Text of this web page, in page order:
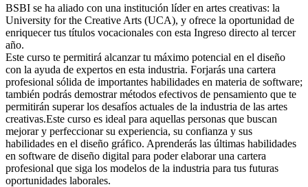
BSBI se ha aliado con una institución líder en artes creativas: la
University for the Creative Arts (UCA), y ofrece la oportunidad de
enriquecer tus títulos vocacionales con esta Ingreso directo al tercer
año.
Este curso te permitirá alcanzar tu máximo potencial en el diseño
con la ayuda de expertos en esta industria. Forjarás una cartera
profesional sólida de importantes habilidades en materia de software;
también podrás demostrar métodos efectivos de pensamiento que te
permitirán superar los desafíos actuales de la industria de las artes
creativas.Este curso es ideal para aquellas personas que buscan
mejorar y perfeccionar su experiencia, su confianza y sus
habilidades en el diseño gráfico. Aprenderás las últimas habilidades
en software de diseño digital para poder elaborar una cartera
profesional que siga los modelos de la industria para tus futuras
oportunidades laborales.